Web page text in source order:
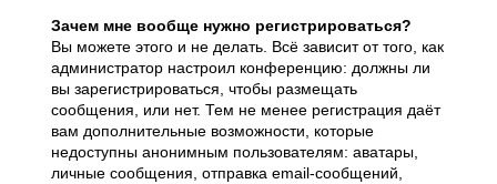
Зачем мне вообще нужно регистрироваться?
Вы можете этого и не делать. Всё зависит от того, как
администратор настроил конференцию: должны ли
вы зарегистрироваться, чтобы размещать
сообщения, или нет. Тем не менее регистрация даёт
вам дополнительные возможности, которые
недоступны анонимным пользователям: аватары,
личные сообщения, отправка email-сообщений,